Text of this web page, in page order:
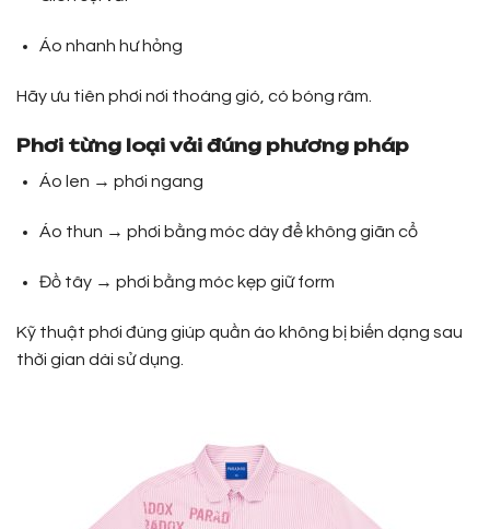
Áo nhanh hư hỏng
Hãy ưu tiên phơi nơi thoáng gió, có bóng râm.
Phơi từng loại vải đúng phương pháp
Áo len → phơi ngang
Áo thun → phơi bằng móc dày để không giãn cổ
Đồ tây → phơi bằng móc kẹp giữ form
Kỹ thuật phơi đúng giúp quần áo không bị biến dạng sau
thời gian dài sử dụng.